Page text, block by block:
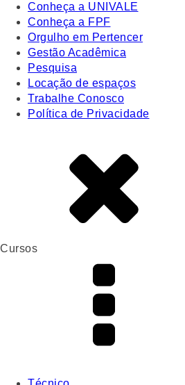
Conheça a UNIVALE
Conheça a FPF
Orgulho em Pertencer
Gestão Acadêmica
Pesquisa
Locação de espaços
Trabalhe Conosco
Política de Privacidade
Cursos